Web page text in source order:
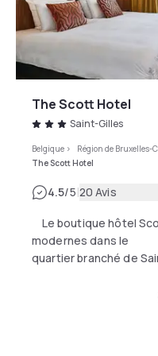
l'hôtel Tangla et la
à 700 mètres, offrant
centrale de Bruxelles.
L'aéroport le plus
5 km du Tangla Hotel
The Scott Hotel
Saint-Gilles
Belgique > Région de Bruxelles-
The Scott Hotel
4.5/5|20 Avis
Le boutique hôtel
modernes dans le
quartier branché de
commerçant à la
Le Scott vient d'être